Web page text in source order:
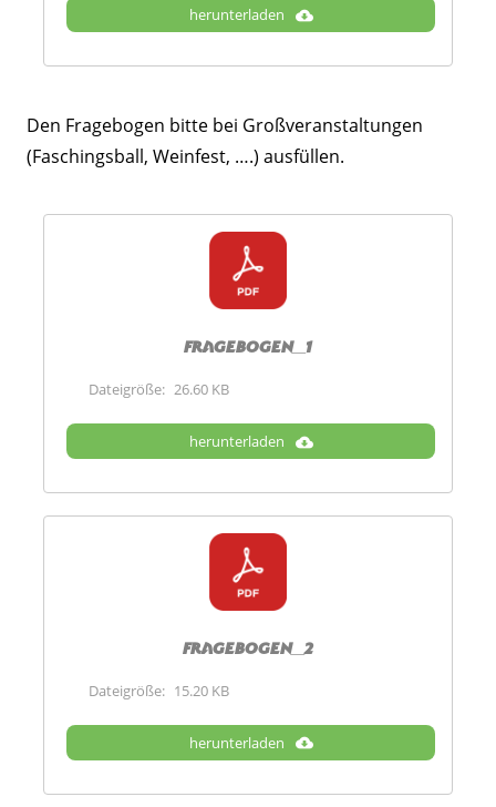
herunterladen
Den Fragebogen bitte bei Großveranstaltungen
(Faschingsball, Weinfest, ….) ausfüllen.
Fragebogen_1
Dateigröße: 26.60 KB
herunterladen
Fragebogen_2
Dateigröße: 15.20 KB
herunterladen